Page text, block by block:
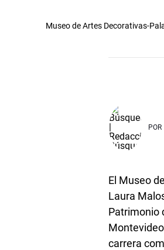
Museo de Artes Decorativas-
POR
El Museo
Laura
Patrimonio
carrera